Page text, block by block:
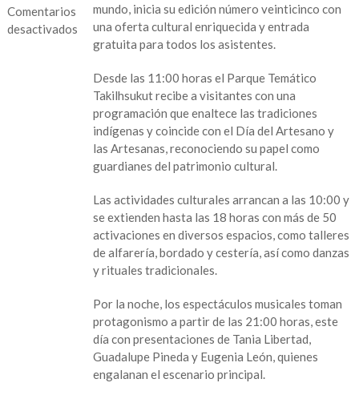
Comentarios
desactivados
mundo, inicia su edición número veinticinco con
una oferta cultural enriquecida y entrada
gratuita para todos los asistentes.
Desde las 11:00 horas el Parque Temático
Takilhsukut recibe a visitantes con una
programación que enaltece las tradiciones
indígenas y coincide con el Día del Artesano y
las Artesanas, reconociendo su papel como
guardianes del patrimonio cultural.
Las actividades culturales arrancan a las 10:00 y
se extienden hasta las 18 horas con más de 50
activaciones en diversos espacios, como talleres
de alfarería, bordado y cestería, así como danzas
y rituales tradicionales.
Por la noche, los espectáculos musicales toman
protagonismo a partir de las 21:00 horas, este
día con presentaciones de Tania Libertad,
Guadalupe Pineda y Eugenia León, quienes
engalanan el escenario principal.